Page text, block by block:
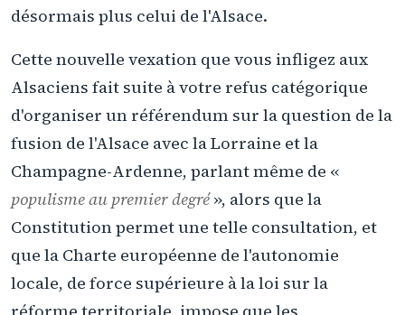
désormais plus celui de l'Alsace.
Cette nouvelle vexation que vous infligez aux
Alsaciens fait suite à votre refus catégorique
d'organiser un référendum sur la question de la
fusion de l'Alsace avec la Lorraine et la
Champagne-Ardenne, parlant même de «
populisme au premier degré», alors que la
Constitution permet une telle consultation, et
que la Charte européenne de l'autonomie
locale, de force supérieure à la loi sur la